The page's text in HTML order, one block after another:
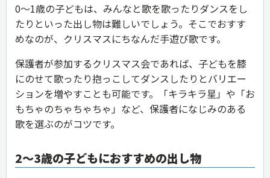
0〜1歳の子どもは、みんなと歌を歌ったりダンスをし
たりといった出し物は難しいでしょう。そこでおすす
めなのが、クリスマスにちなんだ手遊び歌です。
保護者が参加するクリスマス会であれば、子どもを膝
にのせて歌ったり抱っこしてダンスしたりとバリエー
ションを増やすことも可能です。「キラキラ星」や「お
もちゃのちゃちゃちゃ」など、保護者になじみのある
歌を選ぶのがコツです。
2〜3歳の子どもにおすすめの出し物